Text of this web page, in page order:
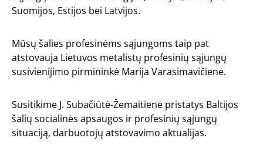
Suomijos, Estijos bei Latvijos.
Mūsų šalies profesinėms sąjungoms taip pat
atstovauja Lietuvos metalistų profesinių sąjungų
susivienijimo pirmininkė Marija Varasimavičienė.
Susitikime J. Subačiūtė-Žemaitienė pristatys Baltijos
šalių socialinės apsaugos ir profesinių sąjungų
situaciją, darbuotojų atstovavimo aktualijas.